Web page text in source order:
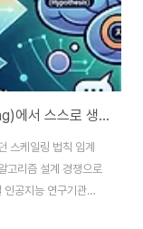
AI 패러다임 전면 전환… "학습 규모(Scaling)에서 스스로 생각하는 '추론(Reasoning)' 설계로"
스케일링 법칙 임계
고리즘 설계 경쟁으로
공지능 연구기관들
GPU와 전력 인프